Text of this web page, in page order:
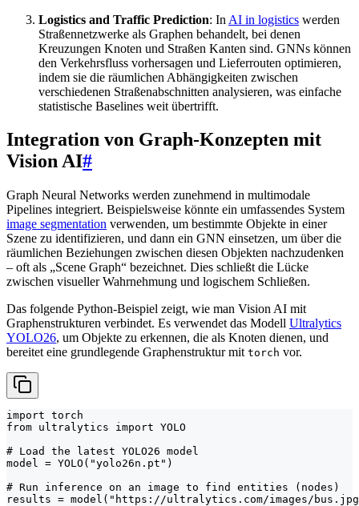
Logistics and Traffic Prediction: In AI in logistics werden
Straßennetzwerke als Graphen behandelt, bei denen
Kreuzungen Knoten und Straßen Kanten sind. GNNs können
den Verkehrsfluss vorhersagen und Lieferrouten optimieren,
indem sie die räumlichen Abhängigkeiten zwischen
verschiedenen Straßenabschnitten analysieren, was einfache
statistische Baselines weit übertrifft.
Integration von Graph-Konzepten mit
Vision AI#
Graph Neural Networks werden zunehmend in multimodale
Pipelines integriert. Beispielsweise könnte ein umfassendes System
image segmentation verwenden, um bestimmte Objekte in einer
Szene zu identifizieren, und dann ein GNN einsetzen, um über die
räumlichen Beziehungen zwischen diesen Objekten nachzudenken
– oft als „Scene Graph“ bezeichnet. Dies schließt die Lücke
zwischen visueller Wahrnehmung und logischem Schließen.
Das folgende Python-Beispiel zeigt, wie man Vision AI mit
Graphenstrukturen verbindet. Es verwendet das Modell Ultralytics
YOLO26, um Objekte zu erkennen, die als Knoten dienen, und
bereitet eine grundlegende Graphenstruktur mit torch vor.
import torch
from ultralytics import YOLO
# Load the latest YOLO26 model
model = YOLO("yolo26n.pt")
# Run inference on an image to find entities (nodes)
results = model("https://ultralytics.com/images/